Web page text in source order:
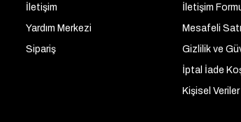
İletişim
Yardım Merkezi
Sipariş
İletişim
Mesafeli
Gizlilik ve
İptal İade
Kişisel